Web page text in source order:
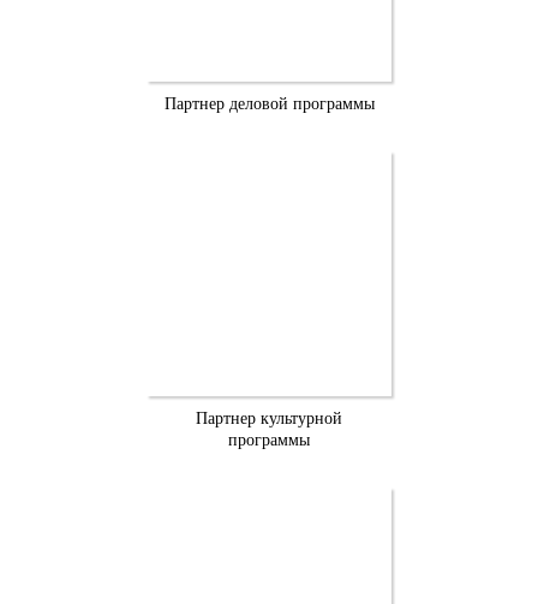
Партнер деловой программы
Партнер культурной
программы